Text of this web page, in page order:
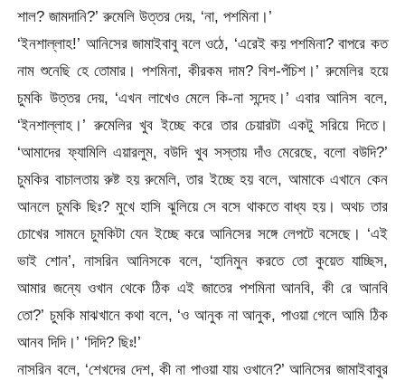
শাল? জামদানি?’ রুমেলি উত্তর দেয়, ‘না, পশমিনা।’
‘ইনশাল্লাহ!’ আনিসের জামাইবাবু বলে ওঠে, ‘এরেই কয় পশমিনা? বাপরে কত
নাম শুনেছি হে তোমার। পশমিনা, কীরকম দাম? বিশ-পঁচিশ।’ রুমেলির হয়ে
চুমকি উত্তর দেয়, ‘এখন লাখেও মেলে কি-না সন্দেহ।’ এবার আনিস বলে,
‘ইনশাল্লাহ।’ রুমেলির খুব ইচ্ছে করে তার চেয়ারটা একটু সরিয়ে দিতে।
‘আমাদের ফ্যামিলি এয়ারলুম, বউদি খুব সস্তায় দাঁও মেরেছে, বলো বউদি?’
চুমকির বাচালতায় রুষ্ট হয় রুমেলি, তার ইচ্ছে হয় বলে, আমাকে এখানে কেন
আনলে চুমকি ছিঃ? মুখে হাসি ঝুলিয়ে সে বসে থাকতে বাধ্য হয়। অথচ তার
চোখের সামনে চুমকিটা যেন ইচ্ছে করে আনিসের সঙ্গে লেপটে বসেছে। ‘এই
ভাই শোন’, নাসরিন আনিসকে বলে, ‘হানিমুন করতে তো কুয়েত যাচ্ছিস,
আমার জন্যে ওখান থেকে ঠিক এই জাতের পশমিনা আনবি, কী রে আনবি
তো?’ চুমকি মাঝখানে কথা বলে, ‘ও আনুক না আনুক, পাওয়া গেলে আমি ঠিক
আনব দিদি।’ ‘দিদি? ছিঃ!’
নাসরিন বলে, ‘শেখদের দেশ, কী না পাওয়া যায় ওখানে?’ আনিসের জামাইবাবুর